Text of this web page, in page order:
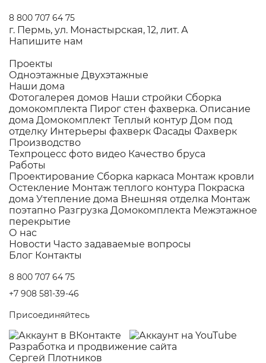
8 800 707 64 75
г. Пермь, ул. Монастырская, 12, лит. А
Напишите нам
Проекты
Одноэтажные Двухэтажные
Наши дома
Фотогалерея домов Наши стройки Сборка
домокомплекта Пирог стен фахверка. Описание
дома Домокомплект Теплый контур Дом под
отделку Интерьеры фахверк Фасады Фахверк
Производство
Техпроцесс фото видео Качество бруса
Работы
Проектирование Сборка каркаса Монтаж кровли
Остекление Монтаж теплого контура Покраска
дома Утепление дома Внешняя отделка Монтаж
поэтапно Разгрузка Домокомплекта Межэтажное
перекрытие
О нас
Новости Часто задаваемые вопросы
Блог Контакты
8 800 707 64 75
+7 908 581-39-46
Присоединяйтесь
Разработка и продвижение сайта
Сергей Плотников